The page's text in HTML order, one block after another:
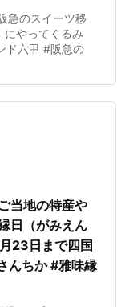
急のスイーツ移
にやってくるみ
ド六甲 #阪急の
当地の特産や
日（がみえん
23日まで四国
んちか #雅味縁